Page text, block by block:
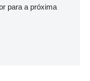
para a próxima